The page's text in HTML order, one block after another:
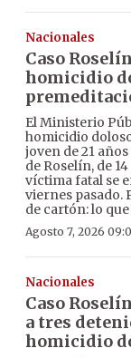
Nacionales
Caso
homicidio
El Ministerio
homicidio
joven de 21
de Roselín, de
víctima fatal se
viernes pasado.
de cartón: lo
Agosto 7, 2026
Nacionales
Caso
a tres
homicidio